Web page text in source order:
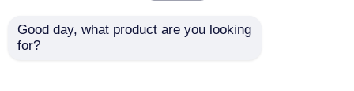
Good day, what product are you looking
for?